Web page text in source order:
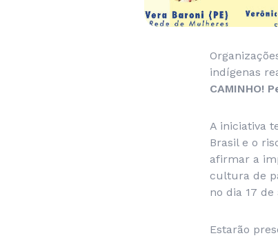
indígenas
CAMINHO!
A iniciativa
Brasil e o
afirmar a
cultura de
no dia 17 de
Estarão